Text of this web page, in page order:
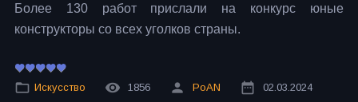
Более 130 работ прислали на конкурс юные
конструкторы со всех уголков страны.
Искусство 1856 PoAN 02.03.2024